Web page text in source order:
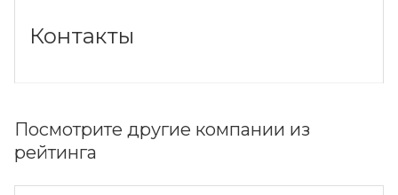
Посмотрите другие компании из
рейтинга
Контакты